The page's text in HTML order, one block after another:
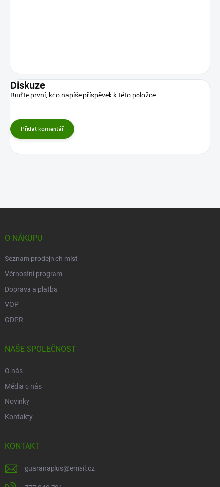
Diskuze
Buďte první, kdo napíše příspěvek k této položce.
Přidat komentář
O NÁKUPU
Seznam prodejních míst
Věrnostní program
Doprava a platba
VOP
GDPR
NAŠE SPOLEČNOST
O nás
Média o nás
Novinky
Kontakty
KONTAKT
guaranaplus@email.cz